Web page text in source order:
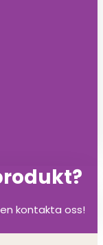
kontakta oss!